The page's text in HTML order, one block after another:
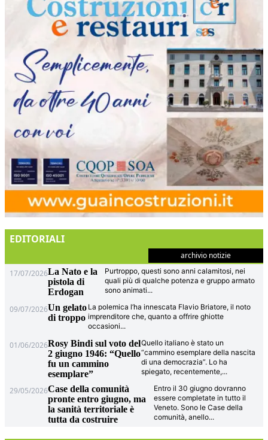
EDITORIALI
archivio notizie
17/07/2026La Nato e la
pistola di
Erdogan
Purtroppo, questi sono anni calamitosi, nei
quali più di qualche potenza e gruppo armato
sono animati...
09/07/2026Un gelato
di troppo
La polemica l’ha innescata Flavio Briatore, il noto
imprenditore che, quanto a offrire ghiotte
occasioni...
01/06/2026Rosy Bindi sul voto del
2 giugno 1946: “Quello
fu un cammino
esemplare”
Quello italiano è stato un
“cammino esemplare della nascita
di una democrazia”. Lo ha
spiegato, recentemente,...
29/05/2026Case della comunità
pronte entro giugno, ma
la sanità territoriale è
tutta da costruire
Entro il 30 giugno dovranno
essere completate in tutto il
Veneto. Sono le Case della
comunità, anello...